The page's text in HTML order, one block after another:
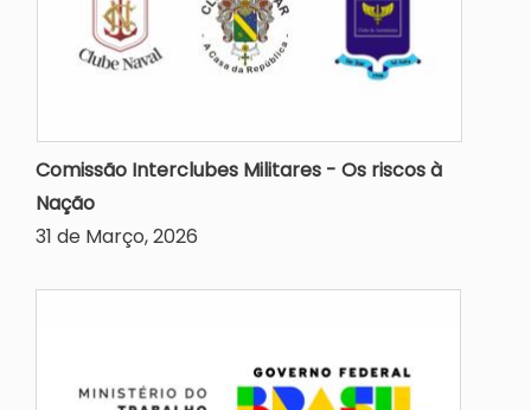
Comissão Interclubes Militares - Os riscos à
Nação
31 de Março, 2026